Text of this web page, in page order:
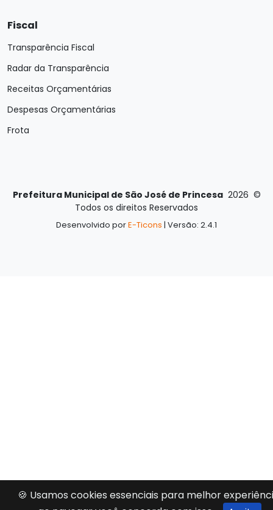
Fiscal
Transparência Fiscal
Radar da Transparência
Receitas Orçamentárias
Despesas Orçamentárias
Frota
Prefeitura Municipal de São José de Princesa 2026 ©
Todos os direitos Reservados
Desenvolvido porE-Ticons | Versão: 2.4.1
🍪 Usamos cookies essenciais para melhor